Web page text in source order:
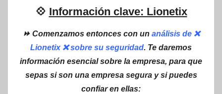
💠 Información clave: Lionetix
⏩ Comenzamos entonces con un análisis de ❌
Lionetix ❌ sobre su seguridad. Te daremos
información esencial sobre la empresa, para que
sepas si son una empresa segura y si puedes
confiar en ellas: